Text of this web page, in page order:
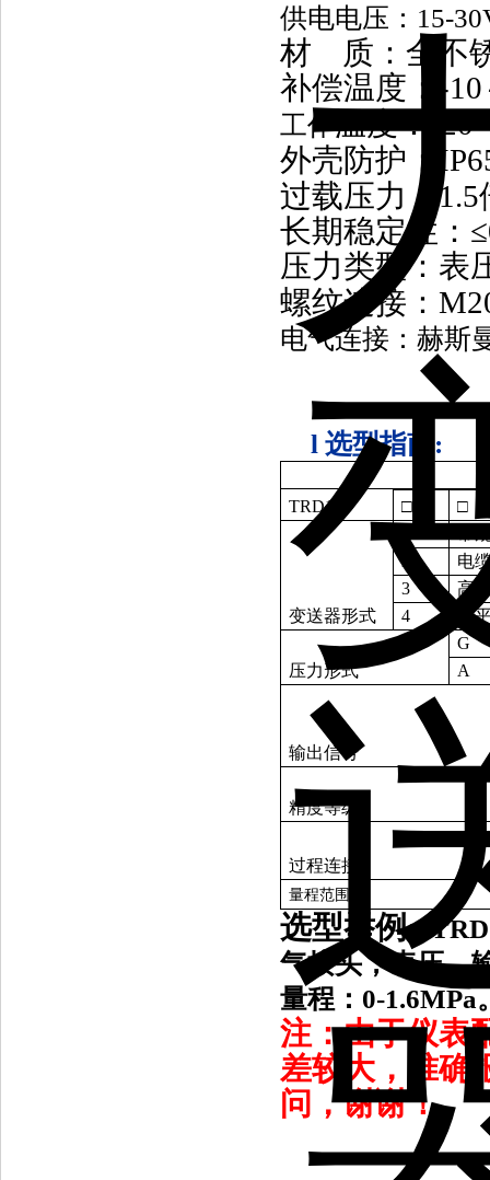
供电电压：15-
材 质：全不
补偿温度：-
工作温度：-20
外壳防护：
过载压力：
长期稳定性：
压力类型：表
螺纹连接：
电气连接：赫斯
l 选型指南 :
TRD120 □ □
变送器形式
2
电
3
高
4
齐
压力形式
G
A
输出信号
精度等级
过程连接
量程范围
选型举例:
气接头，表压，
量程：0-1.6MPa
注：由于仪表
差较大，准确
问，谢谢！